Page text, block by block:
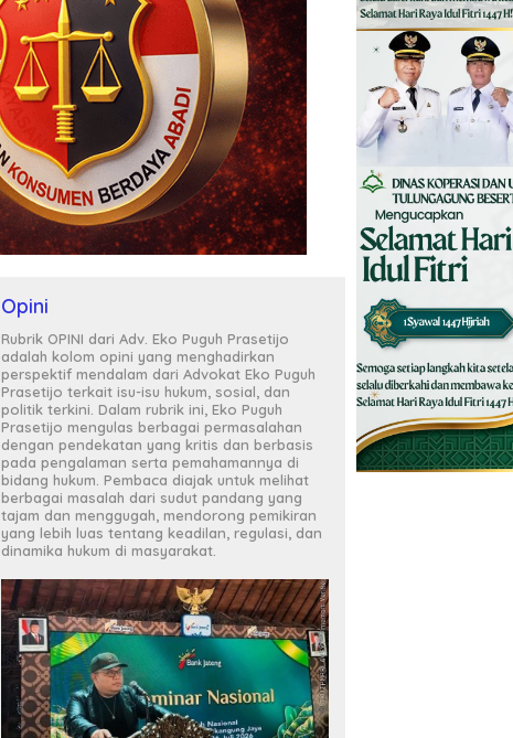
Opini
Rubrik OPINI dari Adv. Eko Puguh Prasetijo
adalah kolom opini yang menghadirkan
perspektif mendalam dari Advokat Eko Puguh
Prasetijo terkait isu-isu hukum, sosial, dan
politik terkini. Dalam rubrik ini, Eko Puguh
Prasetijo mengulas berbagai permasalahan
dengan pendekatan yang kritis dan berbasis
pada pengalaman serta pemahamannya di
bidang hukum. Pembaca diajak untuk melihat
berbagai masalah dari sudut pandang yang
tajam dan menggugah, mendorong pemikiran
yang lebih luas tentang keadilan, regulasi, dan
dinamika hukum di masyarakat.